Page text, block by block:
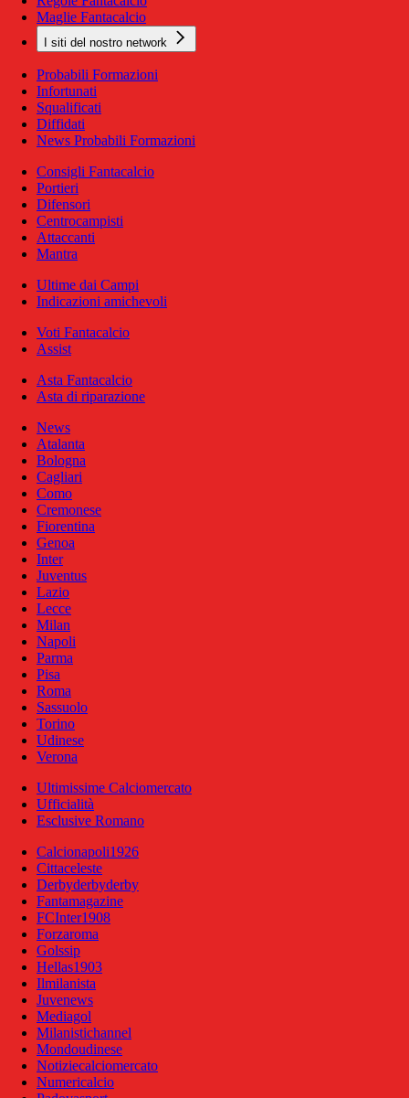
Maglie Fantacalcio
I siti del nostro network
Probabili Formazioni
Infortunati
Squalificati
Diffidati
News Probabili Formazioni
Consigli Fantacalcio
Portieri
Difensori
Centrocampisti
Attaccanti
Mantra
Ultime dai Campi
Indicazioni amichevoli
Voti Fantacalcio
Assist
Asta Fantacalcio
Asta di riparazione
News
Atalanta
Bologna
Cagliari
Como
Cremonese
Fiorentina
Genoa
Inter
Juventus
Lazio
Lecce
Milan
Napoli
Parma
Pisa
Roma
Sassuolo
Torino
Udinese
Verona
Ultimissime Calciomercato
Ufficialità
Esclusive Romano
Calcionapoli1926
Cittaceleste
Derbyderbyderby
Fantamagazine
FCInter1908
Forzaroma
Golssip
Hellas1903
Ilmilanista
Juvenews
Mediagol
Milanistichannel
Mondoudinese
Notiziecalciomercato
Numericalcio